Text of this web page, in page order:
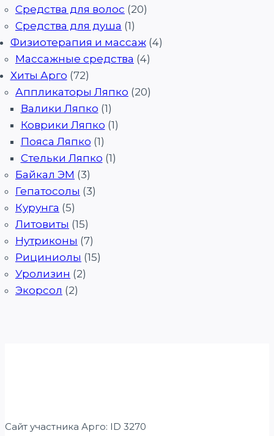
Средства для волос (20)
Средства для душа (1)
Физиотерапия и массаж (4)
Массажные средства (4)
Хиты Арго (72)
Аппликаторы Ляпко (20)
Валики Ляпко (1)
Коврики Ляпко (1)
Пояса Ляпко (1)
Стельки Ляпко (1)
Байкал ЭМ (3)
Гепатосолы (3)
Курунга (5)
Литовиты (15)
Нутриконы (7)
Рициниолы (15)
Уролизин (2)
Экорсол (2)
Сайт участника Арго: ID 3270